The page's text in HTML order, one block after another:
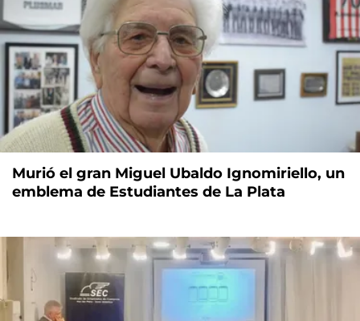
Murió el gran Miguel Ubaldo Ignomiriello, un
emblema de Estudiantes de La Plata